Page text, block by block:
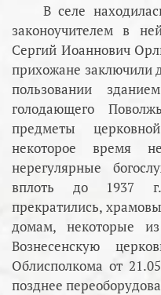
В селе
законоучителем в
Сергий Иоаннович
прихожане заключили
пользовании
голодающего
предметы
некоторое время
нерегулярные
вплоть до 1937
прекратились,
домам, некоторые
Вознесенскую
Облисполкома от
позднее